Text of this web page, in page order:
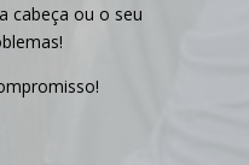
cabeça ou o seu